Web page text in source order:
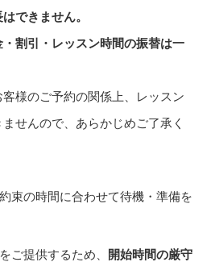
できません。
割引・レッスン時間の振替は一
様のご予約の関係上、レッスン
せんので、あらかじめご了承く
束の時間に合わせて待機・準備を
ご提供するため、 開始時間の厳守